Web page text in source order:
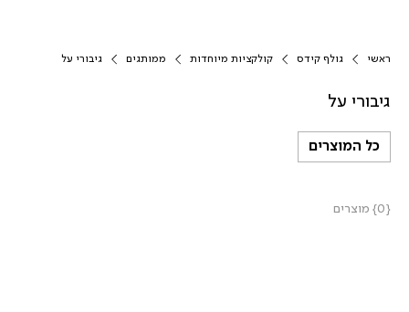
ראשי גולף קידס קולקציות מיוחדות ממותגים גיבורי על
גיבורי על
כל המוצרים
{0} מוצרים